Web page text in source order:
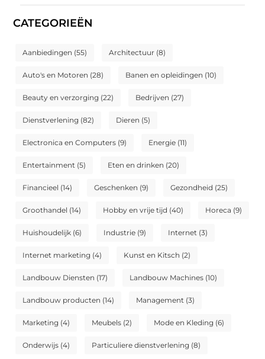
CATEGORIEËN
Aanbiedingen (55) Architectuur (8)
Auto's en Motoren (28) Banen en opleidingen (10)
Beauty en verzorging (22) Bedrijven (27)
Dienstverlening (82) Dieren (5)
Electronica en Computers (9) Energie (11)
Entertainment (5) Eten en drinken (20)
Financieel (14) Geschenken (9) Gezondheid (25)
Groothandel (14) Hobby en vrije tijd (40) Horeca (9)
Huishoudelijk (6) Industrie (9) Internet (3)
Internet marketing (4) Kunst en Kitsch (2)
Landbouw Diensten (17) Landbouw Machines (10)
Landbouw producten (14) Management (3)
Marketing (4) Meubels (2) Mode en Kleding (6)
Onderwijs (4) Particuliere dienstverlening (8)